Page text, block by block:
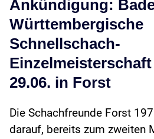
Ankündigung:
Württembergische
Schnellschach-
Einzelmeisterschaft
29.06. in Forst
Die Schachfreunde Forst
darauf, bereits zum zweiten